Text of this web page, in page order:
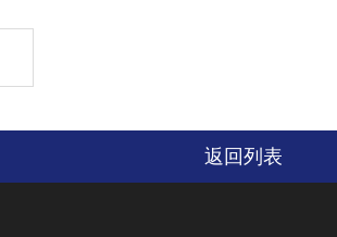
返回列表